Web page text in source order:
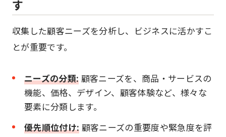
す
収集した顧客ニーズを分析し、ビジネスに活かすこ
とが重要です。
ニーズの分類: 顧客ニーズを、商品・サービスの
機能、価格、デザイン、顧客体験など、様々な
要素に分類します。
優先順位付け: 顧客ニーズの重要度や緊急度を評